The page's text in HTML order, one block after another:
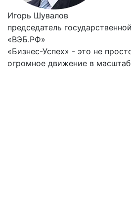
Игорь Шувалов
председатель
«ВЭБ.РФ»
«Бизнес-Успех» - это не
огромное движение в